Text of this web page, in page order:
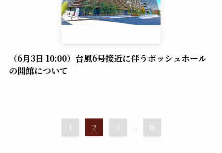
（6月3日 10:00）台風6号接近に伴うボッシュホール
の開館について
1 2 3 ... 16